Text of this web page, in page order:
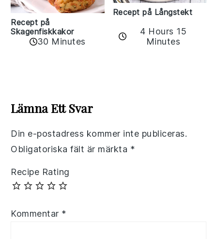
Recept på
Skagenfiskkakor
30 Minutes
Recept på Långstekt
4 Hours 15
Minutes
Interactions
Lämna Ett Svar
Din e-postadress kommer inte publiceras.
Obligatoriska fält är märkta *
Recipe Rating
Kommentar *